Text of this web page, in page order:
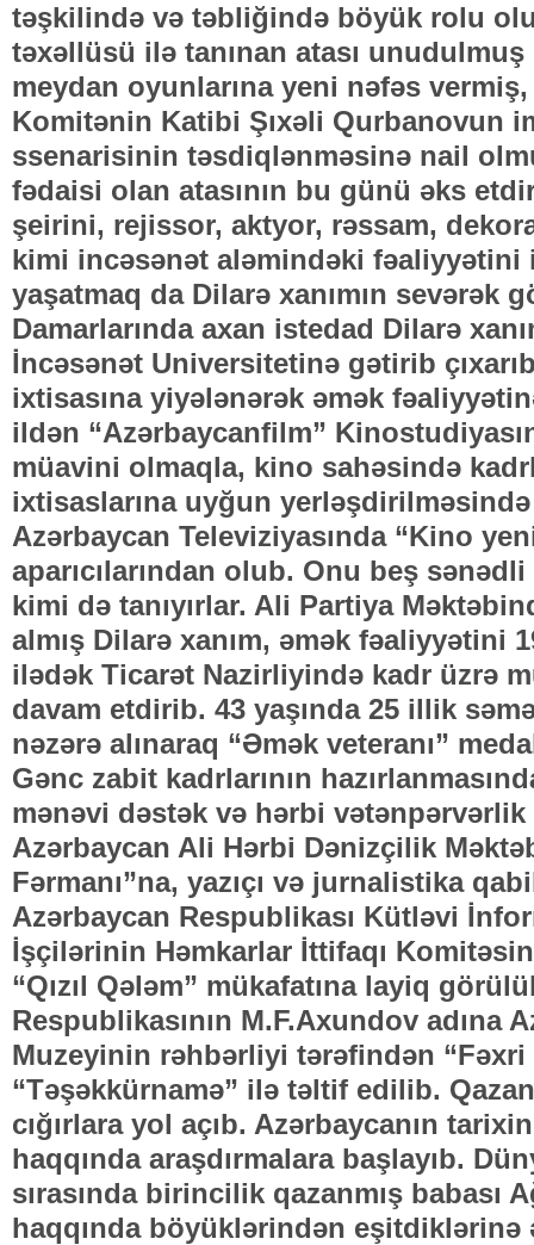
təşkilində və təbliğində böyük rolu
təxəllüsü ilə tanınan atası
meydan oyunlarına yeni nəfəs
Komitənin Katibi Şıxəli Qurbanovun
ssenarisinin təsdiqlənməsinə nail
fədaisi olan atasının bu günü əks
şeirini, rejissor, aktyor, rəssam,
kimi incəsənət aləmindəki fəaliyyətini
yaşatmaq da Dilarə xanımın sevərək
Damarlarında axan istedad Dilarə
İncəsənət Universitetinə gətirib
ixtisasına yiyələnərək əmək
ildən “Azərbaycanfilm”
müavini olmaqla, kino sahəsində
ixtisaslarına uyğun
Azərbaycan Televiziyasında “Kino
aparıcılarından olub. Onu beş
kimi də tanıyırlar. Ali Partiya
almış Dilarə xanım, əmək fəaliyyətini
ilədək Ticarət Nazirliyində kadr üzrə
davam etdirib. 43 yaşında 25 illik
nəzərə alınaraq “Əmək veteranı”
Gənc zabit kadrlarının
mənəvi dəstək və hərbi
Azərbaycan Ali Hərbi Dənizçilik
Fərmanı”na, yazıçı və jurnalistika
Azərbaycan Respublikası Kütləvi
İşçilərinin Həmkarlar İttifaqı
“Qızıl Qələm” mükafatına layiq
Respublikasının M.F.Axundov adına
Muzeyinin rəhbərliyi tərəfindən “Fəxri
“Təşəkkürnamə” ilə təltif edilib.
cığırlara yol açıb. Azərbaycanın
haqqında araşdırmalara başlayıb.
sırasında birincilik qazanmış babası
haqqında böyüklərindən eşitdiklərinə